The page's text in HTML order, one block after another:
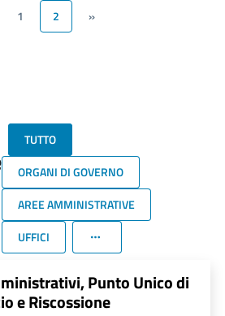
1 2 »
TUTTO
ORGANI DI GOVERNO
AREE AMMINISTRATIVE
UFFICI
Punto Unico di
e Riscossione